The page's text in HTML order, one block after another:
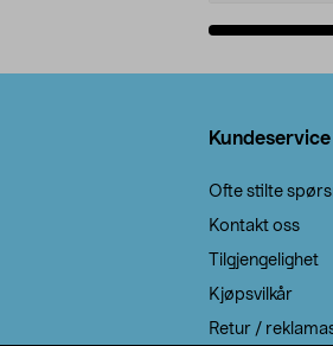
Kundeservice
Ofte stilte
Kontakt oss
Tilgjengelighet
Kjøpsvilkår
Retur /